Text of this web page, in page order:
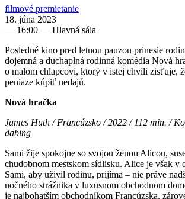
filmové premietanie
18. júna 2023
— 16:00 — Hlavná sála
Posledné kino pred letnou pauzou prinesie
dojemná a duchaplná rodinná komédia Nová
o malom chlapcovi, ktorý v istej chvíli zisťuje,
peniaze kúpiť nedajú.
Nová hračka
James Huth / Francúzsko / 2022 / 112 min. /
dabing
Sami žije spokojne so svojou ženou Alicou,
chudobnom mestskom sídlisku. Alice je však v
Sami, aby uživil rodinu, prijíma – nie práve
nočného strážnika v luxusnom obchodnom
je najbohatším obchodníkom Francúzska,